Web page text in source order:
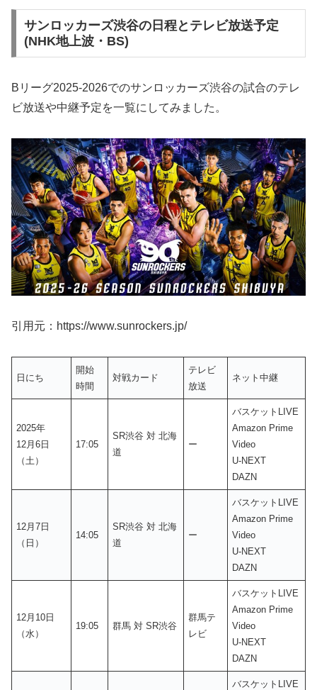
サンロッカーズ渋谷の日程とテレビ放送予定
(NHK地上波・BS)
Bリーグ2025-2026でのサンロッカーズ渋谷の試合のテレ
ビ放送や中継予定を一覧にしてみました。
引用元：https://www.sunrockers.jp/
日にち
開始
時間
対戦カード
テレビ
放送
ネット中継
2025年
12月6日
（土）
17:05
SR渋谷 対 北海
道
ー
バスケットLIVE
Amazon Prime
Video
U-NEXT
DAZN
12月7日
（日）
14:05
SR渋谷 対 北海
道
ー
バスケットLIVE
Amazon Prime
Video
U-NEXT
DAZN
12月10日
（水）
19:05 群馬 対 SR渋谷
群馬テ
レビ
バスケットLIVE
Amazon Prime
Video
U-NEXT
DAZN
バスケットLIVE